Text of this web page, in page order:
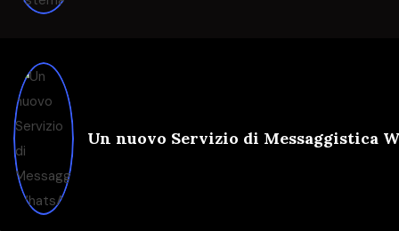
Un nuovo Servizio di Messaggistica